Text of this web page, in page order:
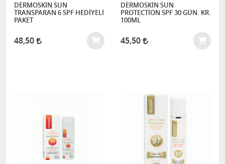
DERMOSKİN SUN
TRANSPARAN 6 SPF HEDİYELİ
PAKET
48,50
DERMOSKİN SUN
PROTECTİON SPF 30 GÜN. KR.
100ML
45,50